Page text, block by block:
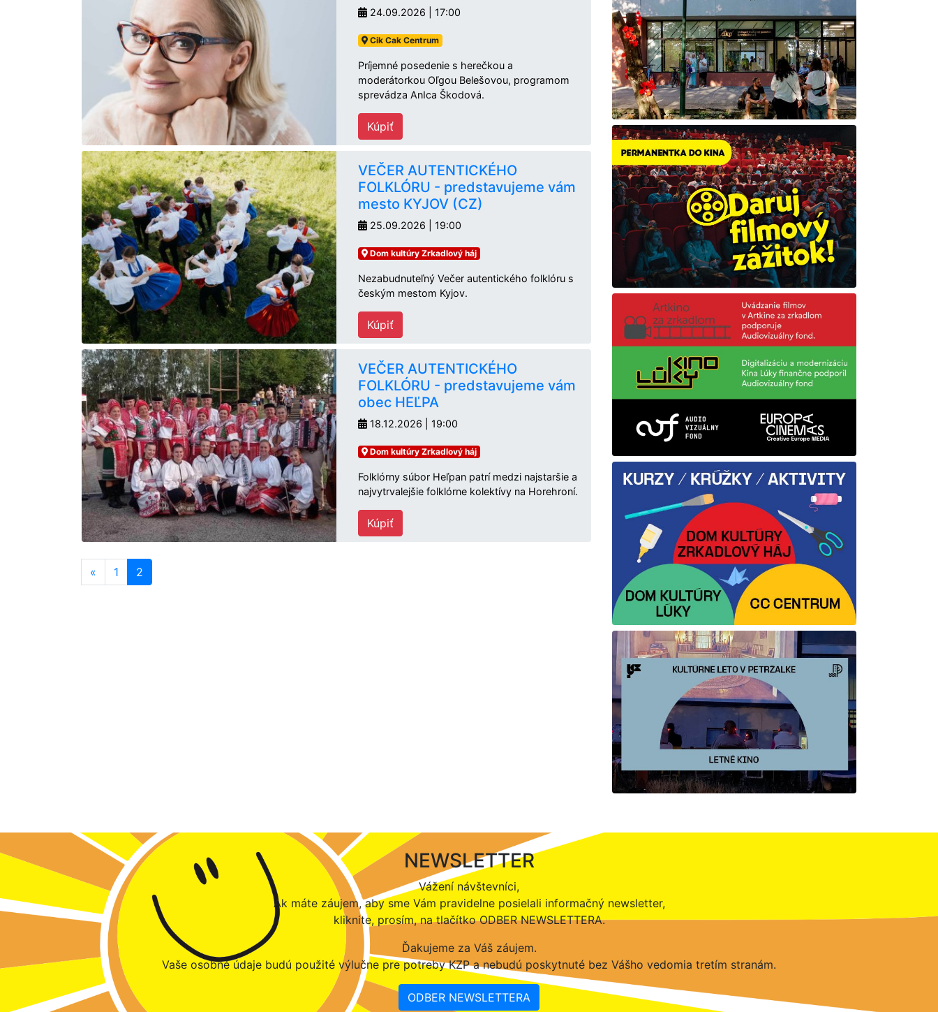
24.09.2026 | 17:00
Cik Cak Centrum
Príjemné posedenie s herečkou a
moderátorkou Oľgou Belešovou, programom
sprevádza AnIca Škodová.
Kúpiť
VEČER AUTENTICKÉHO
FOLKLÓRU - predstavujeme vám
mesto KYJOV (CZ)
25.09.2026 | 19:00
Dom kultúry Zrkadlový háj
Nezabudnuteľný Večer autentického folklóru s
českým mestom Kyjov.
Kúpiť
VEČER AUTENTICKÉHO
FOLKLÓRU - predstavujeme vám
obec HEĽPA
18.12.2026 | 19:00
Dom kultúry Zrkadlový háj
Folklórny súbor Heľpan patrí medzi najstaršie a
najvytrvalejšie folklórne kolektívy na Horehroní.
Kúpiť
« 1 2
NEWSLETTER
Vážení návštevníci,
Ak máte záujem, aby sme Vám pravidelne posielali informačný newsletter,
kliknite, prosím, na tlačítko ODBER NEWSLETTERA.
Ďakujeme za Váš záujem.
Vaše osobné údaje budú použité výlučne pre potreby KZP a nebudú poskytnuté bez Vášho vedomia tretím stranám.
ODBER NEWSLETTERA